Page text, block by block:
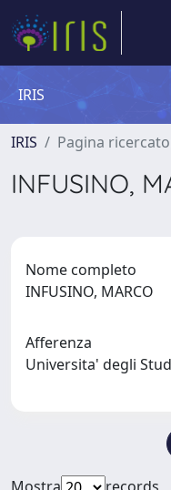
IRIS
IRIS Pagina
INFUSINO,
Nome completo
INFUSINO, MARCO
Afferenza
Universita' degli